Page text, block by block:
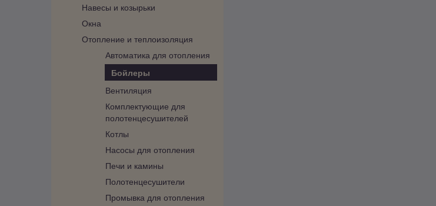
Навесы и козырьки
Окна
Отопление и теплоизоляция
Автоматика для отопления
Бойлеры
Вентиляция
Комплектующие для
полотенцесушителей
Котлы
Насосы для отопления
Печи и камины
Полотенцесушители
Промывка для отопления